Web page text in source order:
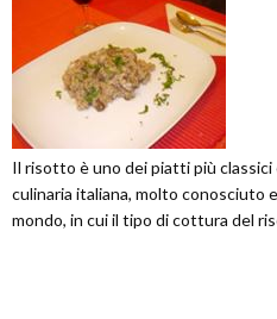
Il risotto è uno dei piatti più classici
culinaria italiana, molto conosciuto
mondo, in cui il tipo di cottura del